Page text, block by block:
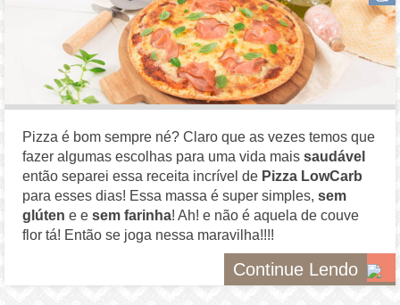
Pizza é bom sempre né? Claro que as vezes temos que
fazer algumas escolhas para uma vida maissaudável
então separei essa receita incrível de Pizza LowCarb
para esses dias! Essa massa é super simples,sem
glúten e esem farinha! Ah! e não é aquela de couve
flor tá! Então se joga nessa maravilha!!!!
Continue Lendo